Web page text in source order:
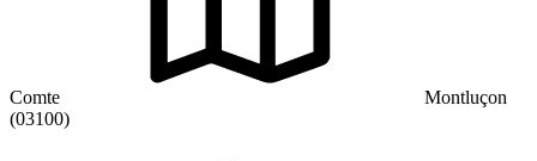
Comte
Montluçon
(03100)